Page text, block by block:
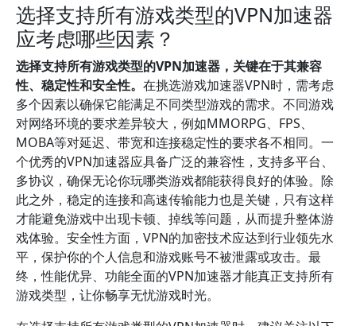
选择支持所有游戏类型的VPN加速器
应考虑哪些因素？
选择支持所有游戏类型的VPN加速器，关键在于其兼容
性、稳定性和安全性。 在挑选游戏加速器VPN时，需考虑
多个因素以确保它能满足不同类型游戏的需求。不同游戏
对网络环境的要求差异较大，例如MMORPG、FPS、
MOBA等对延迟、带宽和连接稳定性的要求各不相同。一
个优秀的VPN加速器应具备广泛的兼容性，支持多平台、
多协议，确保无论你玩哪类游戏都能获得良好的体验。除
此之外，稳定的连接和高速传输能力也是关键，只有这样
才能避免游戏中出现卡顿、掉线等问题，从而提升整体游
戏体验。安全性方面，VPN的加密技术应达到行业领先水
平，保护你的个人信息和游戏账号不被泄露或攻击。最
终，性能优异、功能全面的VPN加速器才能真正支持所有
游戏类型，让你畅享无忧游戏时光。